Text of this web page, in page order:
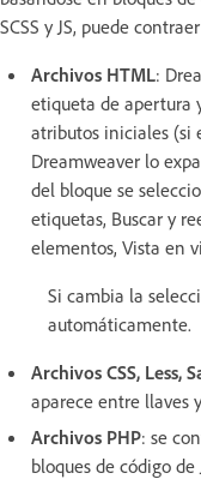
SCSS y JS, puede
Archivos HTML:
etiqueta de apertura
atributos iniciales (si
Dreamweaver lo
del bloque se
etiquetas, Buscar y
elementos, Vista en
Si cambia la
automáticamente.
Archivos CSS, Less,
aparece entre llaves
Archivos PHP: se
bloques de código